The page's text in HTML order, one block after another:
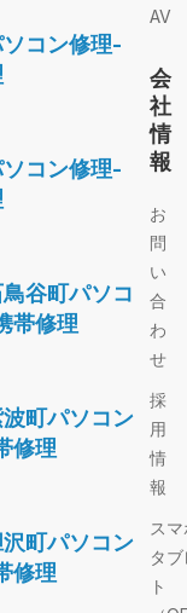
コン修理-
コン修理-
谷町パソコ
帯修理
町パソコン
修理
町パソコン
修理
AV
会
社
情
報
お
問
い
合
わ
せ
採
用
情
報
ス
タ
ト